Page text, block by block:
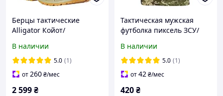
Берцы тактические
Alligator Койот/
кожаные ботинки/
Весенне-осенние
водонепроницаемые
армейские берцы
В наличии
5.0 (1)
от260₴/мес
2 599₴
Тактическая мужская
футболка пиксель ЗСУ/
потоотводная Coolmax/
Военная футболка
В наличии
5.0 (1)
от42₴/мес
420₴